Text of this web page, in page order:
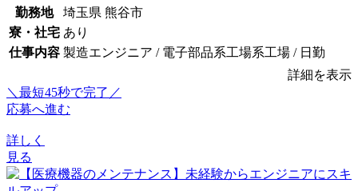
勤務地
埼玉県 熊谷市
寮・社宅 あり
仕事内容 製造エンジニア / 電子部品系工場系工場 / 日勤
詳細を表示
＼最短45秒で完了／
応募へ進む
詳しく
見る